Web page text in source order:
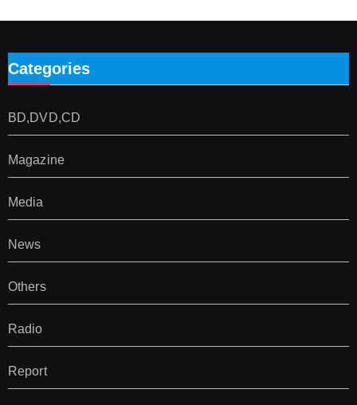
Categories
BD,DVD,CD
Magazine
Media
News
Others
Radio
Report